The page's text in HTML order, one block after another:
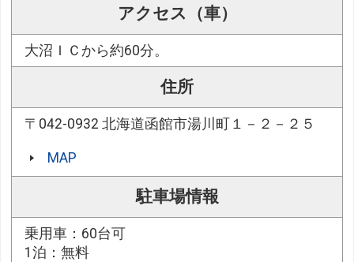
アクセス（車）
大沼ＩＣから約60分。
住所
〒042-0932 北海道函館市湯川町１－２－２５
MAP
駐車場情報
乗用車：60台可
1泊：無料